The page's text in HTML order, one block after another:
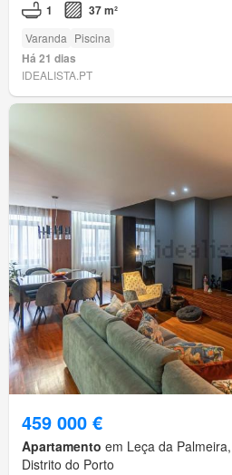
1 37 m²
Varanda Piscina
Há 21 dias
IDEALISTA.PT
459 000 €
Apartamento em Leça da
Distrito do Porto